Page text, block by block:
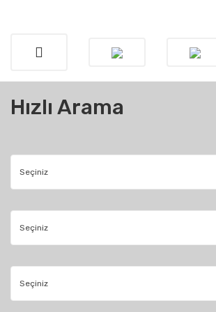
Hızlı Arama